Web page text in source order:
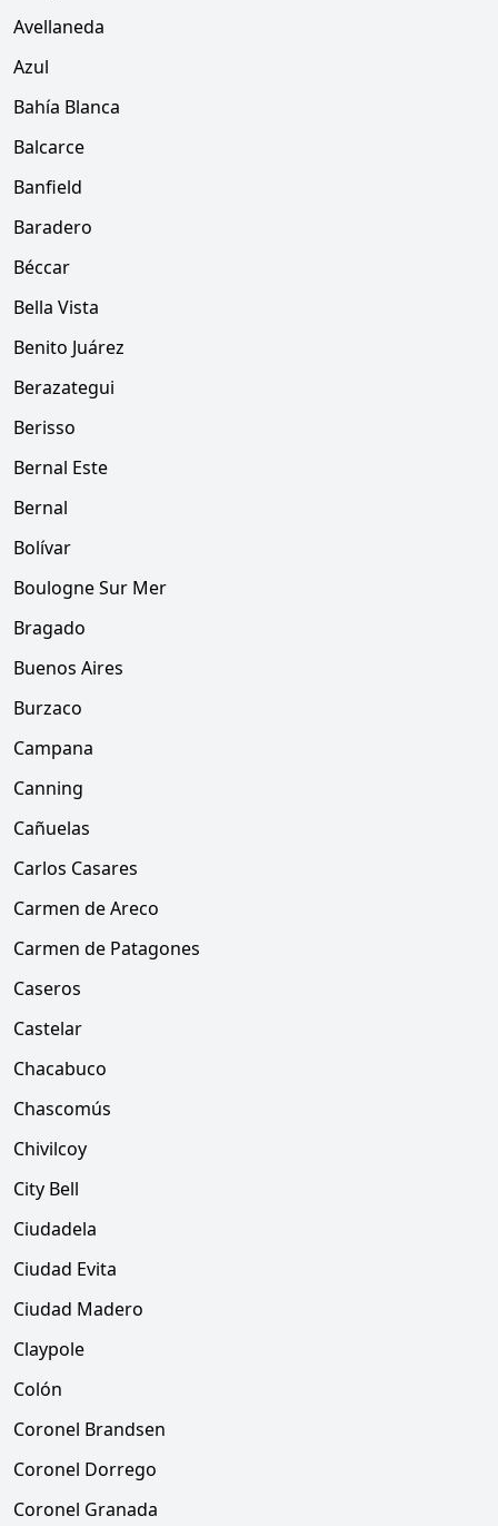
Avellaneda
Azul
Bahía Blanca
Balcarce
Banfield
Baradero
Béccar
Bella Vista
Benito Juárez
Berazategui
Berisso
Bernal Este
Bernal
Bolívar
Boulogne Sur Mer
Bragado
Buenos Aires
Burzaco
Campana
Canning
Cañuelas
Carlos Casares
Carmen de Areco
Carmen de Patagones
Caseros
Castelar
Chacabuco
Chascomús
Chivilcoy
City Bell
Ciudadela
Ciudad Evita
Ciudad Madero
Claypole
Colón
Coronel Brandsen
Coronel Dorrego
Coronel Granada